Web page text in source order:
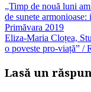
Navigare
în
articole
„Timp de nouă luni
de sunete
Primăvara 2019
Eliza-Maria Cloțea,
o poveste pro-viață” /
Lasă un